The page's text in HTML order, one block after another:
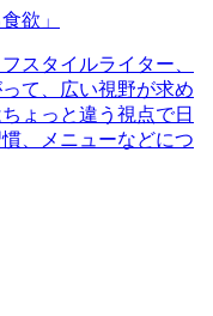
欲」
スタイルライター、
て、広い視野が求め
ょっと違う視点で日
、メニューなどにつ